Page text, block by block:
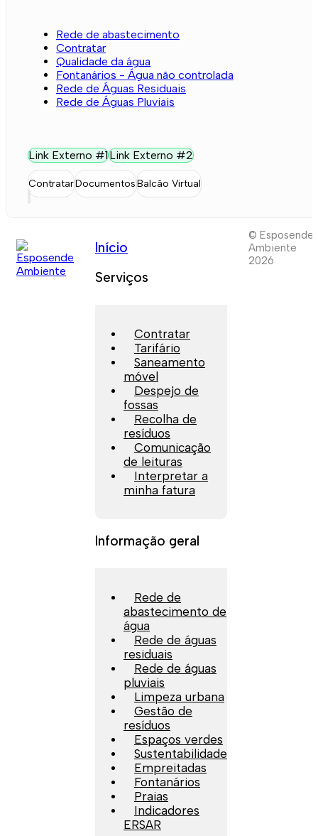
Rede de abastecimento
Contratar
Qualidade da água
Fontanários - Água não controlada
Rede de Águas Residuais
Rede de Águas Pluviais
Link Externo #1Link Externo #2
ContratarDocumentosBalcão Virtual
Início
Serviços
Contratar
Tarifário
Saneamento
móvel
Despejo de
fossas
Recolha de
resíduos
Comunicação
de leituras
Interpretar a
minha fatura
Informação geral
Rede de
abastecimento de
água
Rede de águas
residuais
Rede de águas
pluviais
Limpeza urbana
Gestão de
resíduos
Espaços verdes
Sustentabilidade
Empreitadas
Fontanários
Praias
Indicadores
ERSAR
© Esposende
Ambiente
2026